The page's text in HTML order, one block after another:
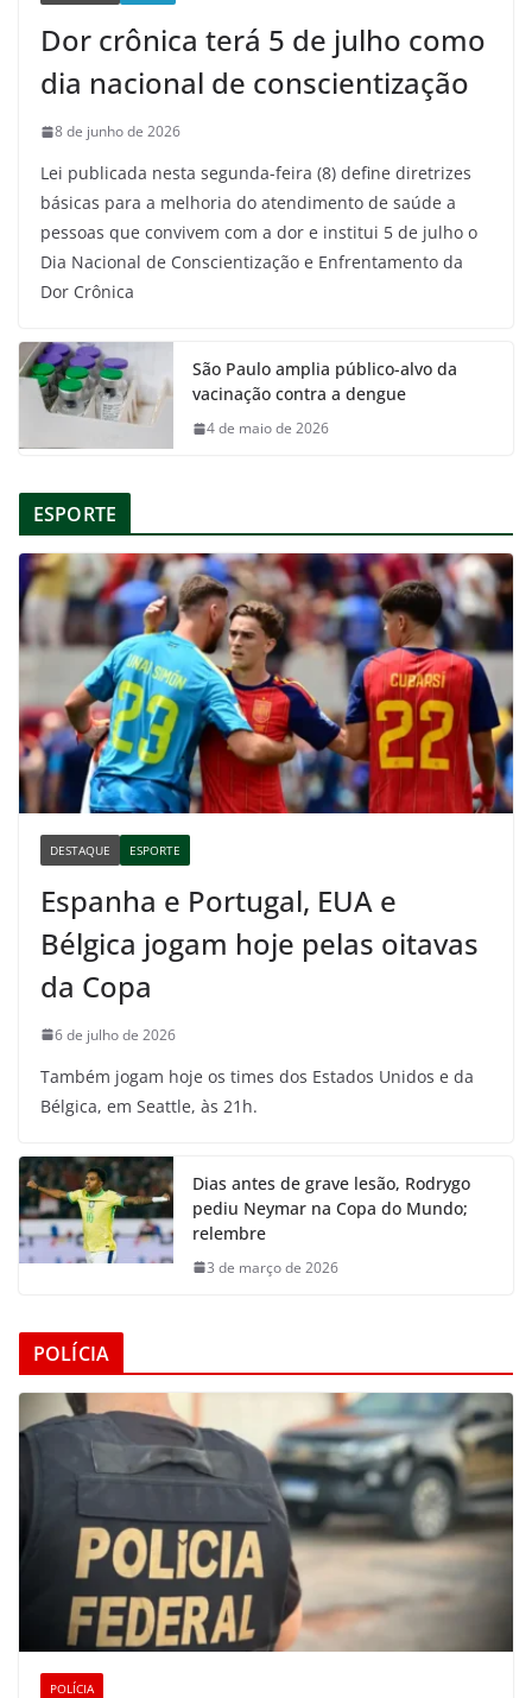
Dor crônica terá 5 de julho como
dia nacional de conscientização
8 de junho de 2026
Lei publicada nesta segunda-feira (8) define diretrizes
básicas para a melhoria do atendimento de saúde a
pessoas que convivem com a dor e institui 5 de julho o
Dia Nacional de Conscientização e Enfrentamento da
Dor Crônica
São Paulo amplia público-alvo da
vacinação contra a dengue
4 de maio de 2026
ESPORTE
DESTAQUE ESPORTE
Espanha e Portugal, EUA e
Bélgica jogam hoje pelas oitavas
da Copa
6 de julho de 2026
Também jogam hoje os times dos Estados Unidos e da
Bélgica, em Seattle, às 21h.
Dias antes de grave lesão, Rodrygo
pediu Neymar na Copa do Mundo;
relembre
3 de março de 2026
POLÍCIA
POLÍCIA